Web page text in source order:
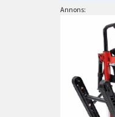
Annons: